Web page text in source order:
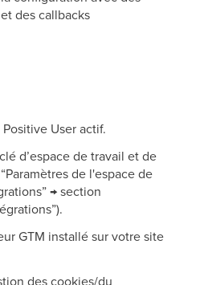
des callbacks
User actif.
d’espace de travail et de
de l'espace de
→ section
GTM installé sur votre site
des cookies/du